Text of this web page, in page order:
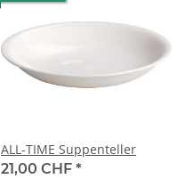
ALL-TIME Suppenteller
21,00 CHF *